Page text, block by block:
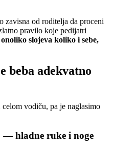
zavisna od roditelja da proceni
pravilo koje pedijatri
slojeva koliko i sebe,
beba adekvatno
vodiču, pa je naglasimo
— hladne ruke i noge